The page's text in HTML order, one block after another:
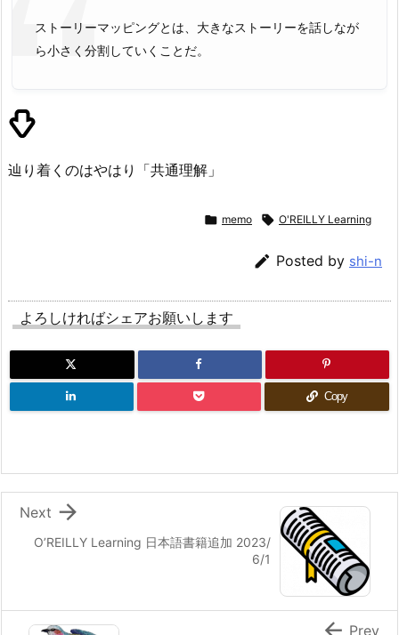
ストーリーマッピングとは、大きなストーリーを話しなが
ら小さく分割していくことだ。
辿り着くのはやはり「共通理解」
 memo  O'REILLY Learning
 Posted by shi-n
よろしければシェアお願いします
Copy
O’REILLY Learning 日本語書籍追加 2023/
6/1

Next
 Prev